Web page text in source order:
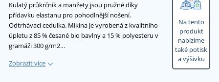
Kulatý průkrčník a manžety jsou pružné díky
přídavku elastanu pro pohodlnější nošení.
Odtrhávací cedulka. Mikina je vyrobená z kvalitního
úpletu z 85 % česané bio bavlny a 15 % polyesteru v
gramáži 300 g/m2…
Zobrazit více
Na tento
produkt
nabízíme
také potisk
a výšivku